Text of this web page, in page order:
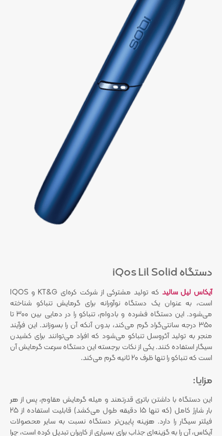
دستگاه iQos Lil Solid
آیکاس لیل سالید
که تولید مشترکی از شرکت کره‌ای KT&G و IQOS
است، به عنوان یک دستگاه نوآورانه برای گرمایش تنباکو شناخته
می‌شود. این دستگاه فشرده و بادوام، تنباکو را در دمایی بین 300 تا
350 درجه سانتی‌گراد گرم می‌کند، بدون آنکه آن را بسوزاند. این فرآیند
منجر به تولید آئروسل تنباکو می‌شود که افراد می‌توانند برای کشیدن
سیگار استفاده کنند. یکی از نکات برجسته این دستگاه سرعت گرمایش آن
است که تنباکو را تنها ظرف 20 ثانیه گرم می‌کند.
مزایا:
این دستگاه با داشتن باتری قدرتمند و میله گرمایش مقاوم، پس از هر
بار شارژ کامل (که تنها 15 دقیقه طول می‌کشد) قابلیت استفاده از 25
فیلتر سیگار را دارد. هزینه پایین‌تر دستگاه نسبت به سایر محصولات
آیکاس، آن را به گزینه‌ای جذاب برای بسیاری از کاربران تبدیل کرده است، چرا